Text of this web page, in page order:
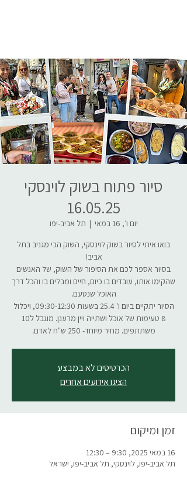
סיור פתוח בשוק לוינסקי
16.05.25
יום ו׳, 16 במאי
  |
תל אביב-יפו
בואו איתי לסיור בשוק לוינסקי, השוק הכי מגניב בתל
בסיור אספר לכם את הסיפור של השוק, של האנשים
שהקימו אותו, עובדים בו כיום, חיים ומבלים בו והכל דרך
הסיור יתקיים ביום ו' 25.4 בשעות 09:30-12:30, ויכלול
8 טעימות של אוכל ושתייה ויין מרענן. מוגבל ל10
משתתפים. מחיר מיוחד- 250 ש"ח לאדם.
הכרטיסים לא במבצע
הציגו אירועים אחרים
זמן ומיקום
16 במאי 2025, 9:30 – 12:30
תל אביב-יפו, לוינסקי, תל אביב-יפו, ישראל